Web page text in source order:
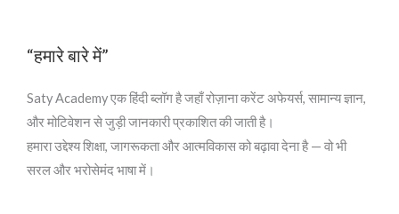
“हमारे बारे में”
Saty Academy एक हिंदी ब्लॉग है जहाँ रोज़ाना करेंट अफेयर्स, सामान्य ज्ञान,
और मोटिवेशन से जुड़ी जानकारी प्रकाशित की जाती है।
हमारा उद्देश्य शिक्षा, जागरूकता और आत्मविकास को बढ़ावा देना है — वो भी
सरल और भरोसेमंद भाषा में।